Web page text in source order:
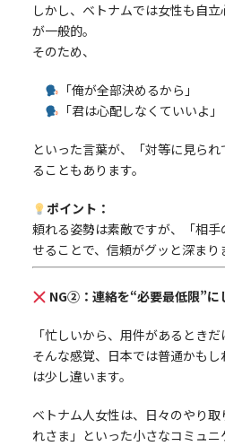
しかし、ベトナムでは女性も自
が一般的。
そのため、
「俺が全部決めるから」
「君は心配しなくていいよ」
といった言葉が、「対等に見ら
ることもあります。
ポイント：
頼れる姿勢は素敵ですが、「相
せることで、信頼がグッと深まり
NG②：連絡を“必要最低限”に
「忙しいから、用件があるときだ
そんな感覚、日本では普通かも
は少し違います。
ベトナム人女性は、日々のやり
れさま」といった小さなコミュ